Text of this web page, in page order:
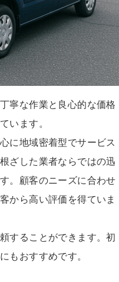
寧な作業と良心的な価格
います。
に地域密着型でサービス
ざした業者ならではの迅
。顧客のニーズに合わせ
から高い評価を得ていま
することができます。初
もおすすめです。